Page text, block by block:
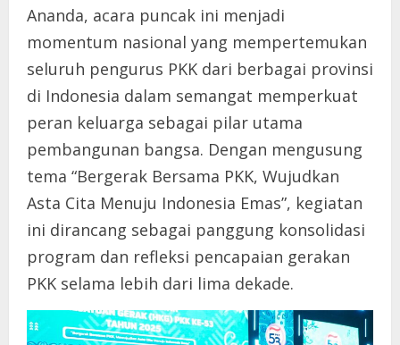
Ananda, acara puncak ini menjadi
momentum nasional yang mempertemukan
seluruh pengurus PKK dari berbagai provinsi
di Indonesia dalam semangat memperkuat
peran keluarga sebagai pilar utama
pembangunan bangsa. Dengan mengusung
tema “Bergerak Bersama PKK, Wujudkan
Asta Cita Menuju Indonesia Emas”, kegiatan
ini dirancang sebagai panggung konsolidasi
program dan refleksi pencapaian gerakan
PKK selama lebih dari lima dekade.